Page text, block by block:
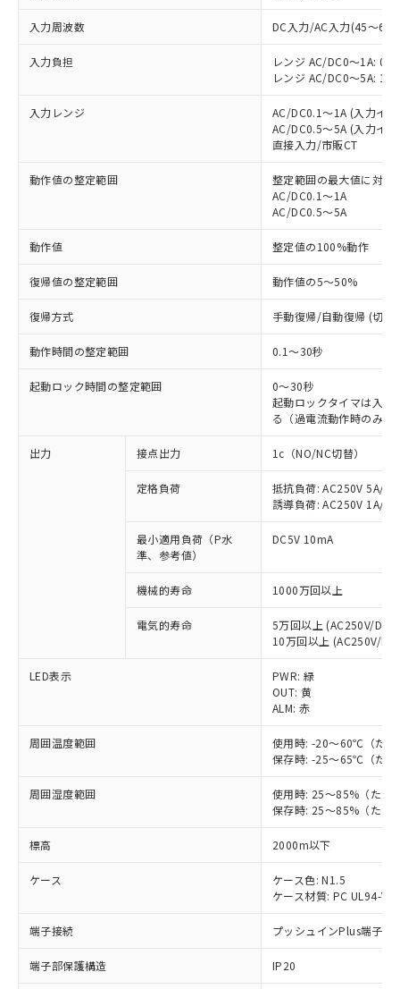
入力周波数 DC入力/AC入力(45～
入力負担
レンジ AC/DC0～1A:
レンジ AC/DC0～5A:
入力レンジ
AC/DC0.1～1A (入力イ
AC/DC0.5～5A (入力イ
直接入力/市販CT
動作値の整定範囲
整定範囲の最大値に対し
AC/DC0.1～1A
AC/DC0.5～5A
動作値 整定値の100%動作
復帰値の整定範囲 動作値の5～50%
復帰方式 手動復帰/自動復帰 (切替)
動作時間の整定範囲 0.1～30秒
起動ロック時間の整定範囲
0～30秒
起動ロックタイマは入力
る（過電流動作時のみ有
出力 接点出力 1c（NO/NC切替）
定格負荷
抵抗負荷: AC250V 5A/
誘導負荷: AC250V 1A/
最小適用負荷（P水
準、参考値）
DC5V 10mA
機械的寿命 1000万回以上
電気的寿命
5万回以上 (AC250V/
10万回以上 (AC250V/
LED表示
PWR: 緑
OUT: 黄
ALM: 赤
周囲温度範囲
使用時: -20～60℃（ただ
保存時: -25～65℃（ただ
周囲湿度範囲
使用時: 25～85%（ただ
保存時: 25～85%（ただ
標高 2000m以下
ケース
ケース色: N1.5
ケース材質: PC UL94-V0
端子接続 プッシュインPlus端子
端子部保護構造 IP20
ご利用条件
以下の条件をお読みいただき、同意のうえ
本サービスは、当社制御機器事業取扱
商品の当社在庫状況および標準価格
(税抜)を提供させていただくもので
当社制御機器事業取扱商品の中には、
本サービスの対象外となる商品もある
ことをご了承ください。
対応済み：EU RoHS指令（10物質）の
非含有に対応した製品が提供可能な商品で
対応予定：EU RoHS指令（10物質）の非含
有に対応した製品に切り替える予定のある
対応予定なし：EU RoHS指令（10物質）の
非含有に非対応の商品で、対応品を出す予
調査・確認中：EU RoHS指令（10物質）の
非含有の対応状況を調査中または確認中の
非該当品：ライセンス料など無形物で、有
害物質有無と関係のない商品です。
いたものが、含有品と判明した場合などや
むを得ず変更することがあります。
「○」：最大均質材料含有率が中国RoHSの
「×」：最大均質材料含有率が中国RoHSの
基準値を超えていることを示します。
当社は、これら貴社製品のうち、外国
為替および外国貿易法に定める商品